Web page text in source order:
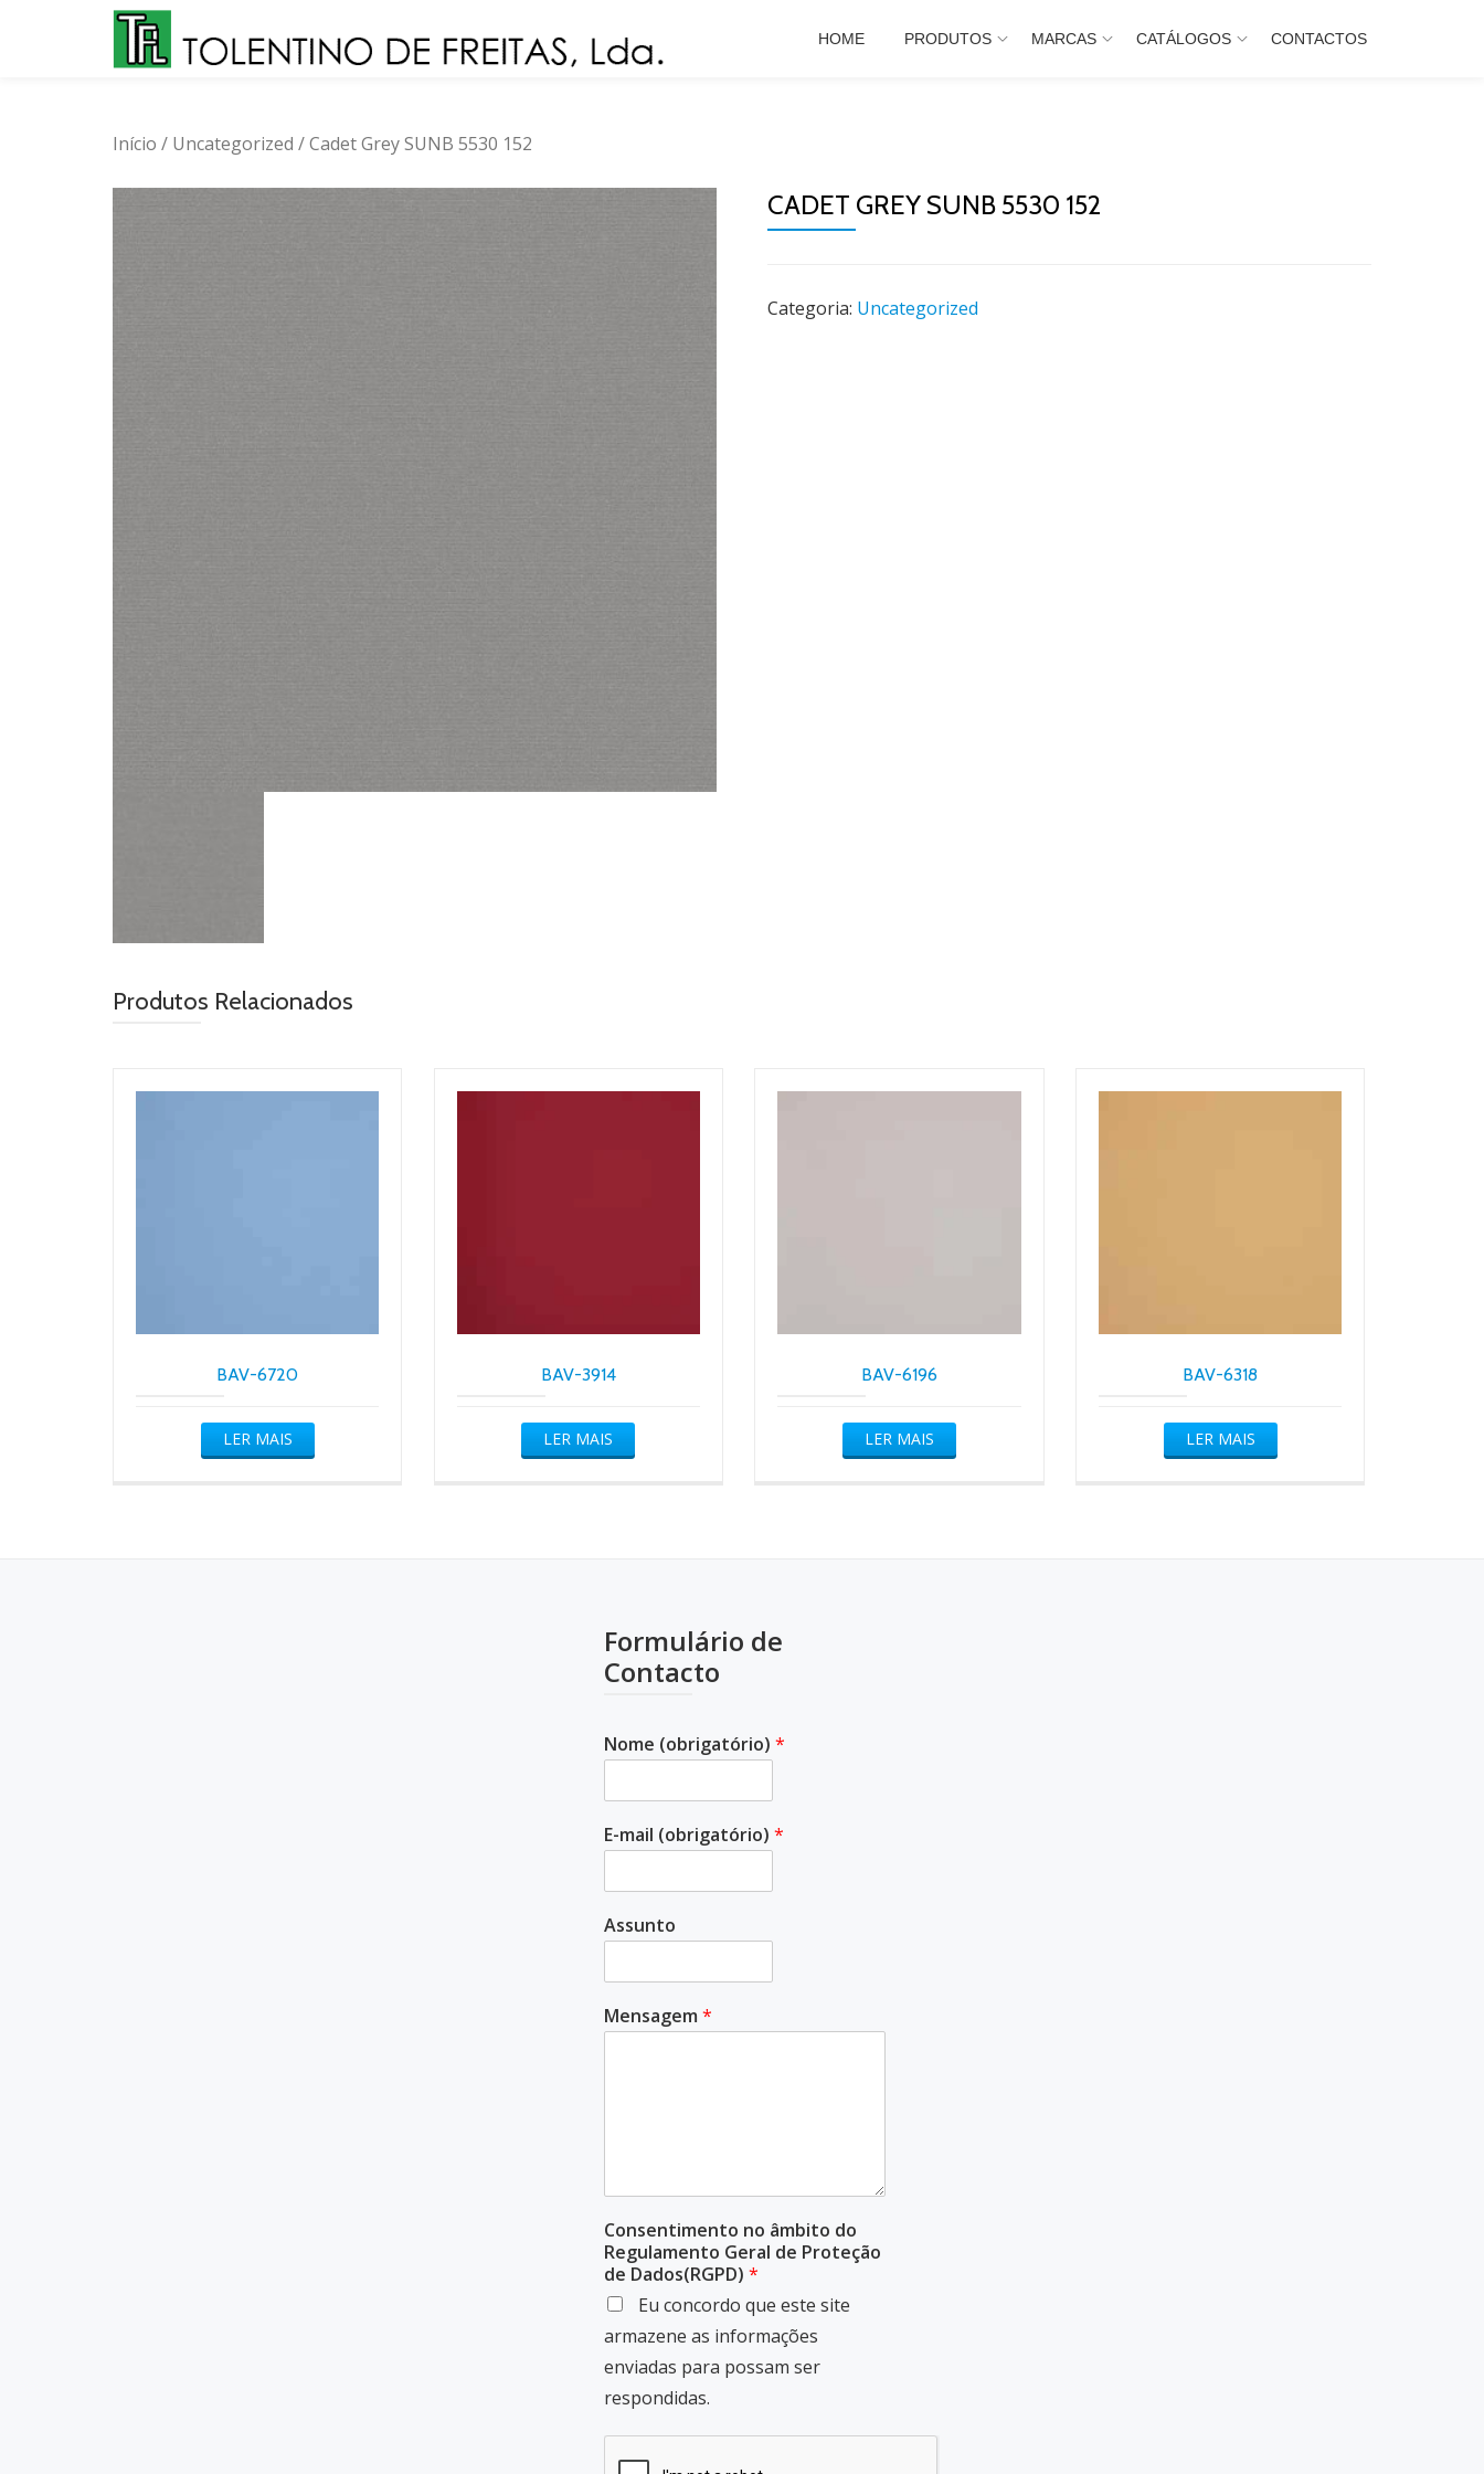
HOME PRODUTOS MARCAS CATÁLOGOS CONTACTOS
Início / Uncategorized / Cadet Grey SUNB 5530 152
CADET GREY SUNB 5530 152
Categoria: Uncategorized
Produtos Relacionados
BAV-6720
LER MAIS
BAV-3914
LER MAIS
BAV-6196
LER MAIS
BAV-6318
LER MAIS
Formulário de
Contacto
Nome (obrigatório) *
E-mail (obrigatório) *
Assunto
Mensagem *
Consentimento no âmbito do
Regulamento Geral de Proteção
de Dados(RGPD) *
Eu concordo que este site
armazene as informações
enviadas para possam ser
respondidas.